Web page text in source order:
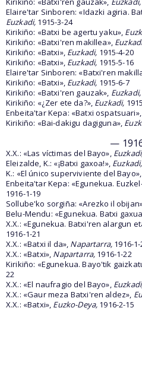
Elaire'tar Sinboren: «Idazki agiria.
Euzkadi, 1915-3-24
Kirikiño: «Batxi be agertu yaku»,
Kirikiño: «Batxi'ren makillea»,
Kirikiño: «Batxi», Euzkadi, 1915-4-20
Kirikiño: «Batxi», Euzkadi, 1915-5-16
Elaire'tar Sinboren: «Batxi'ren
Kirikiño: «Batxi», Euzkadi, 1915-6-7
Kirikiño: «Batxi'ren gauzak», Euzkadi,
Kirikiño: «¿Zer ete da?», Euzkadi,
Enbeita'tar Kepa: «Batxi ospatsuari»,
Kirikiño: «Bai-dakigu dagiguna»,
—
X.X.: «Las víctimas del Bayo»,
Eleizalde, K.: «¡Batxi gaxoa!», Euzkadi,
K.: «El único superviviente del Bayo»,
Enbeita'tar Kepa: «Egunekua.
1916-1-19
Sollube'ko sorgiña: «Arezko il
Belu-Mendu: «Egunekua. Batxi
X.X.: «Egunekua. Batxi'ren alargun
1916-1-21
X.X.: «Batxi il da», Napartarra, 1916-
X.X.: «Batxi», Napartarra, 1916-1-22
Kirikiño: «Egunekua. Bayo'tik
22
X.X.: «El naufragio del Bayo»,
X.X.: «Gaur meza Batxi'ren aldez»,
X.X.: «Batxi», Euzko-Deya, 1916-2-15